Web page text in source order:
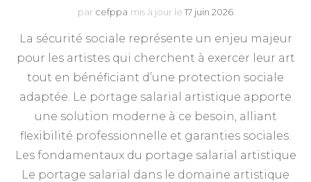
par cefppa mis à jour le 17 juin 2026
La sécurité sociale représente un enjeu majeur
pour les artistes qui cherchent à exercer leur art
tout en bénéficiant d’une protection sociale
adaptée. Le portage salarial artistique apporte
une solution moderne à ce besoin, alliant
flexibilité professionnelle et garanties sociales.
Les fondamentaux du portage salarial artistique
Le portage salarial dans le domaine artistique